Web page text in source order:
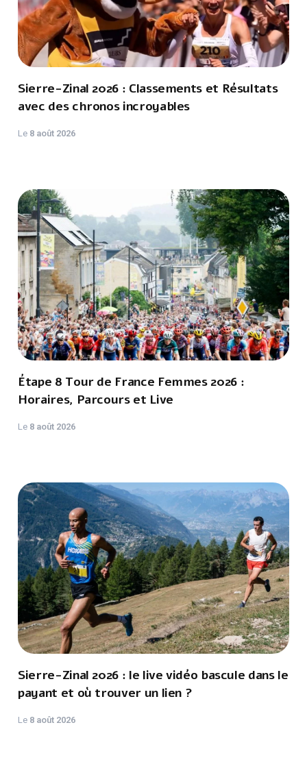
Sierre-Zinal 2026 : Classements et Résultats
avec des chronos incroyables
Le 8 août 2026
Étape 8 Tour de France Femmes 2026 :
Horaires, Parcours et Live
Le 8 août 2026
Sierre-Zinal 2026 : le live vidéo bascule dans le
payant et où trouver un lien ?
Le 8 août 2026